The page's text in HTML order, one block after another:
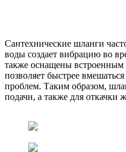
Сантехнические шланги
воды создает вибрацию во
также оснащены
позволяет быстрее
проблем. Таким образом,
подачи, а также для откачки